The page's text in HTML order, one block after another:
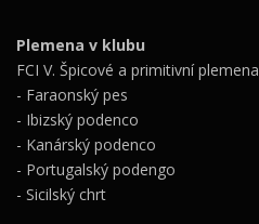
Plemena v klubu
FCI V. Špicové a primitivní plemena
- Faraonský pes
- Ibizský podenco
- Kanárský podenco
- Portugalský podengo
- Sicilský chrt